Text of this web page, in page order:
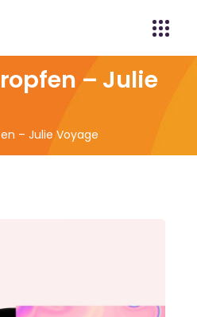
– Julie
– Julie Voyage